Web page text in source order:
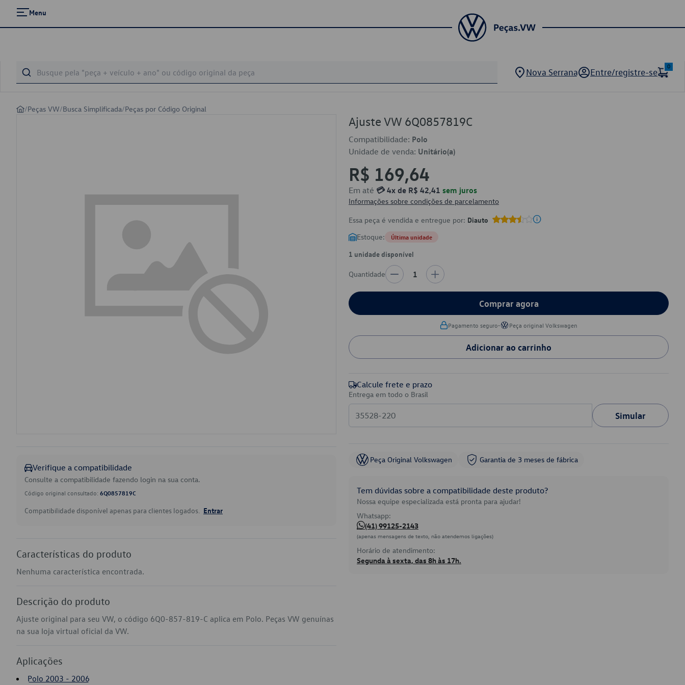
Menu
Nova Serrana Entre/registre-se
0
/Peças VW/Busca Simplificada/Peças por Código Original
Verifique a compatibilidade
Consulte a compatibilidade fazendo login na sua conta.
Código original consultado: 6Q0857819C
Compatibilidade disponível apenas para clientes logados. Entrar
Características do produto
Nenhuma característica encontrada.
Descrição do produto
Ajuste original para seu VW, o código 6Q0-857-819-C aplica em Polo. Peças VW genuínas
na sua loja virtual oficial da VW.
Aplicações
Polo 2003 - 2006
Ajuste VW 6Q0857819C
Compatibilidade: Polo
Unidade de venda: Unitário(a)
R$ 169,64
Em até 💳 4x de R$ 42,41 sem juros
Informações sobre condições de parcelamento
Essa peça é vendida e entregue por: Diauto
Estoque: Última unidade
1 unidade disponível
Quantidade 1
Comprar agora
Pagamento seguro• Peça original Volkswagen
Adicionar ao carrinho
Calcule frete e prazo
Entrega em todo o Brasil
Simular
Peça Original Volkswagen Garantia de 3 meses de fábrica
Tem dúvidas sobre a compatibilidade deste produto?
Nossa equipe especializada está pronta para ajudar!
Whatsapp:
(41) 99125-2143
(apenas mensagens de texto, não atendemos ligações)
Horário de atendimento:
Segunda à sexta, das 8h às 17h.